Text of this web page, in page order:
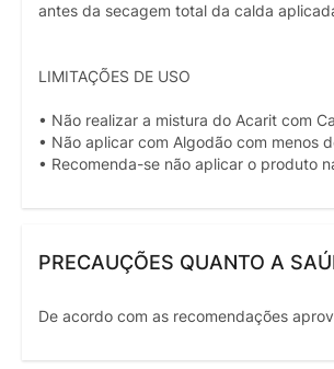
antes da secagem total da calda
LIMITAÇÕES DE USO
• Não realizar a mistura do Acarit com
• Não aplicar com Algodão com menos
• Recomenda-se não aplicar o produto
PRECAUÇÕES QUANTO A
De acordo com as recomendações